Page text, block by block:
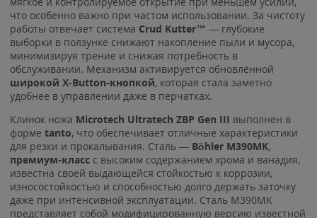
что особенно важно при частом использовании. За чистоту
работы отвечает система Crud Kutter™ — глубокие
выборки в ползунке снижают накопление пыли и мусора,
минимизируя трение и снижая потребность в
обслуживании. Механизм активируется обновлённой
широкой X-Button-кнопкой, которая стала заметно
удобнее в управлении даже в перчатках.
Клинок ножа Microtech Ultratech ZBP Gen III выполнен в
форме tanto, что обеспечивает отличные характеристики
для резки и прокалывания. Сталь — Böhler M390MK,
премиум-класс с высоким содержанием хрома и ванадия,
известна своей выдающейся стойкостью к коррозии,
износостойкостью и способностью долго держать заточку
даже при интенсивной эксплуатации. Сталь M390MK
представляет собой модифицированную версию известной